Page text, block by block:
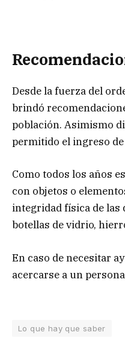
Desde la fuerza del
brindó
población. Asimismo
permitido el ingreso
Como todos los años
con objetos o
integridad física de las
botellas de vidrio,
En caso de necesitar
acercarse a un
Lo que hay que saber